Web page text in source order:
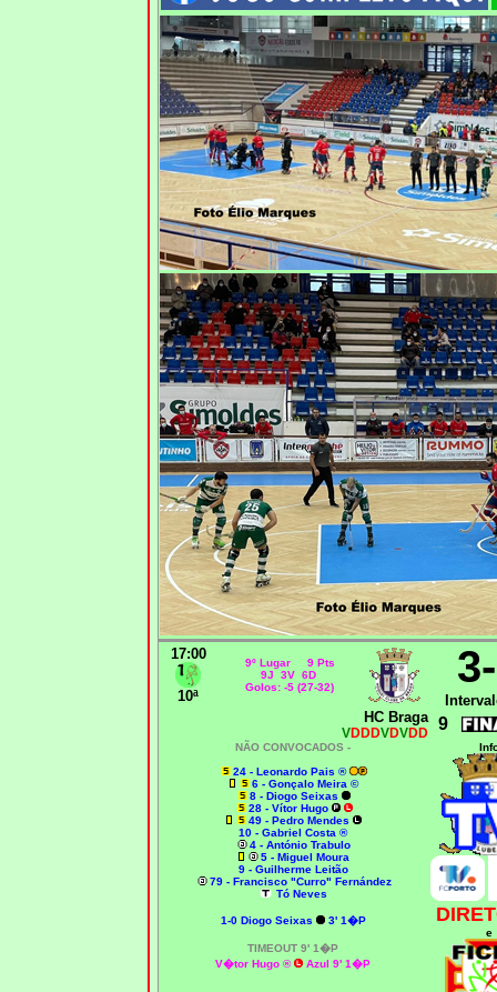
17:00
10ª
9º Lugar 9 Pts
9J 3V 6D
Golos: -5 (27-32)
HC Braga
VDDDVDVDD 9
NÃO CONVOCADOS -
24 - Leonardo Pais ®
6 - Gonçalo Meira ©
8 - Diogo Seixas
28 - Vítor Hugo
49 - Pedro Mendes
10 - Gabriel Costa ®
4 - António Trabulo
5 - Miguel Moura
9 - Guilherme Leitão
79 - Francisco "Curro" Fernández
Tó Neves
1-0 Diogo Seixas 3' 1�P
TIMEOUT 9' 1�P
V�tor Hugo ® Azul 9' 1�P
e